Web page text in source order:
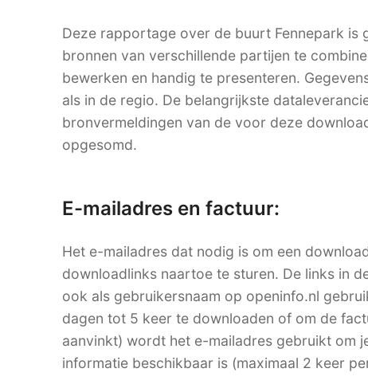
Deze rapportage over de buurt Fennepark is
bronnen van verschillende partijen te
bewerken en handig te presenteren.
als in de regio. De belangrijkste
bronvermeldingen van de voor deze
opgesomd.
E-mailadres en factuur:
Het e-mailadres dat nodig is om een
downloadlinks naartoe te sturen. De links in
ook als gebruikersnaam op openinfo.nl
dagen tot 5 keer te downloaden of om de
aanvinkt) wordt het e-mailadres gebruikt om
informatie beschikbaar is (maximaal 2 keer